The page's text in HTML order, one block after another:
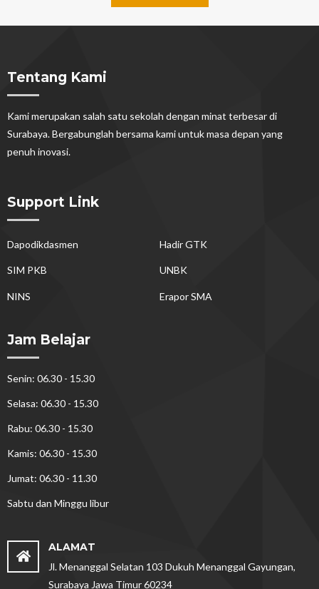
Tentang Kami
Kami merupakan salah satu sekolah dengan minat terbesar di
Surabaya. Bergabunglah bersama kami untuk masa depan yang
penuh inovasi.
Support Link
Dapodikdasmen Hadir GTK
SIM PKB UNBK
NINS Erapor SMA
Jam Belajar
Senin: 06.30 - 15.30
Selasa: 06.30 - 15.30
Rabu: 06.30 - 15.30
Kamis: 06.30 - 15.30
Jumat: 06.30 - 11.30
Sabtu dan Minggu libur
ALAMAT
Jl. Menanggal Selatan 103 Dukuh Menanggal Gayungan,
Surabaya Jawa Timur 60234